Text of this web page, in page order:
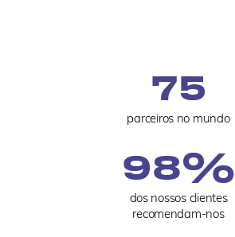
parceiros no mundo
75
dos nossos clientes
recomendam-nos
98%